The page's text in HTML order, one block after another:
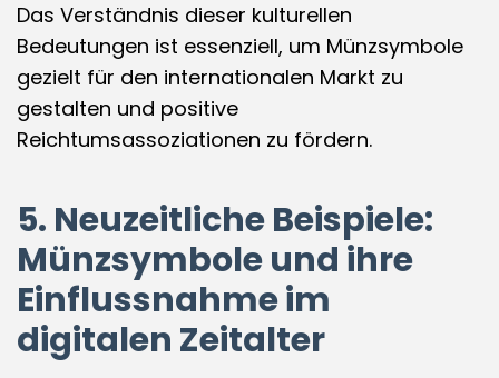
Das Verständnis dieser kulturellen
Bedeutungen ist essenziell, um Münzsymbole
gezielt für den internationalen Markt zu
gestalten und positive
Reichtumsassoziationen zu fördern.
5. Neuzeitliche Beispiele:
Münzsymbole und ihre
Einflussnahme im
digitalen Zeitalter